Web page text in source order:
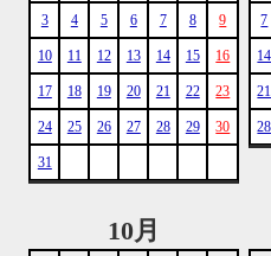
3 4 5 6 7 8 9
10 11 12 13 14 15 16
17 18 19 20 21 22 23
24 25 26 27 28 29 30
31
7
14
21
28
10月